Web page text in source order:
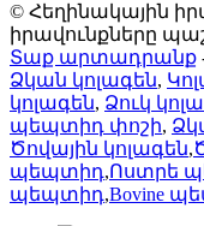
© Հեղինակային
իրավունքները
Տաք արտադրանք
Ձկան կոլագեն,
կոլագեն, Ձուկ
պեպտիդ փոշի,
Ծովային կոլագեն,
պեպտիդ,Ոստրե
պեպտիդ,Bovine